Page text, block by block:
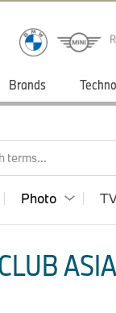
Brands
terms...
Photo